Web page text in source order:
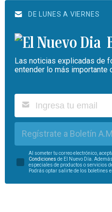
DE LUNES A VIERNES
Las noticias explicadas de
entender lo más importante
Regístrate a Boletín
Al someter tu correo electrónico,
Condiciones de El Nuevo Día.
especiales de productos o servicios
Podrás optar salirte de los boletines